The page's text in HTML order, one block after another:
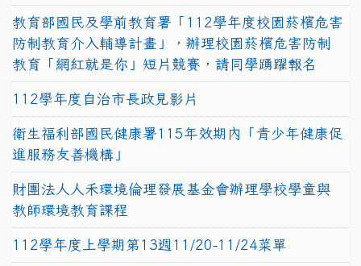
教育部國民及學前教育署「112學年度校園菸檳危害
防制教育介入輔導計畫」，辦理校園菸檳危害防制
教育「網紅就是你」短片競賽，請同學踴躍報名
112學年度自治市長政見影片
衛生福利部國民健康署115年效期內「青少年健康促
進服務友善機構」
財團法人人禾環境倫理發展基金會辦理學校學童與
教師環境教育課程
112學年度上學期第13週11/20-11/24菜單